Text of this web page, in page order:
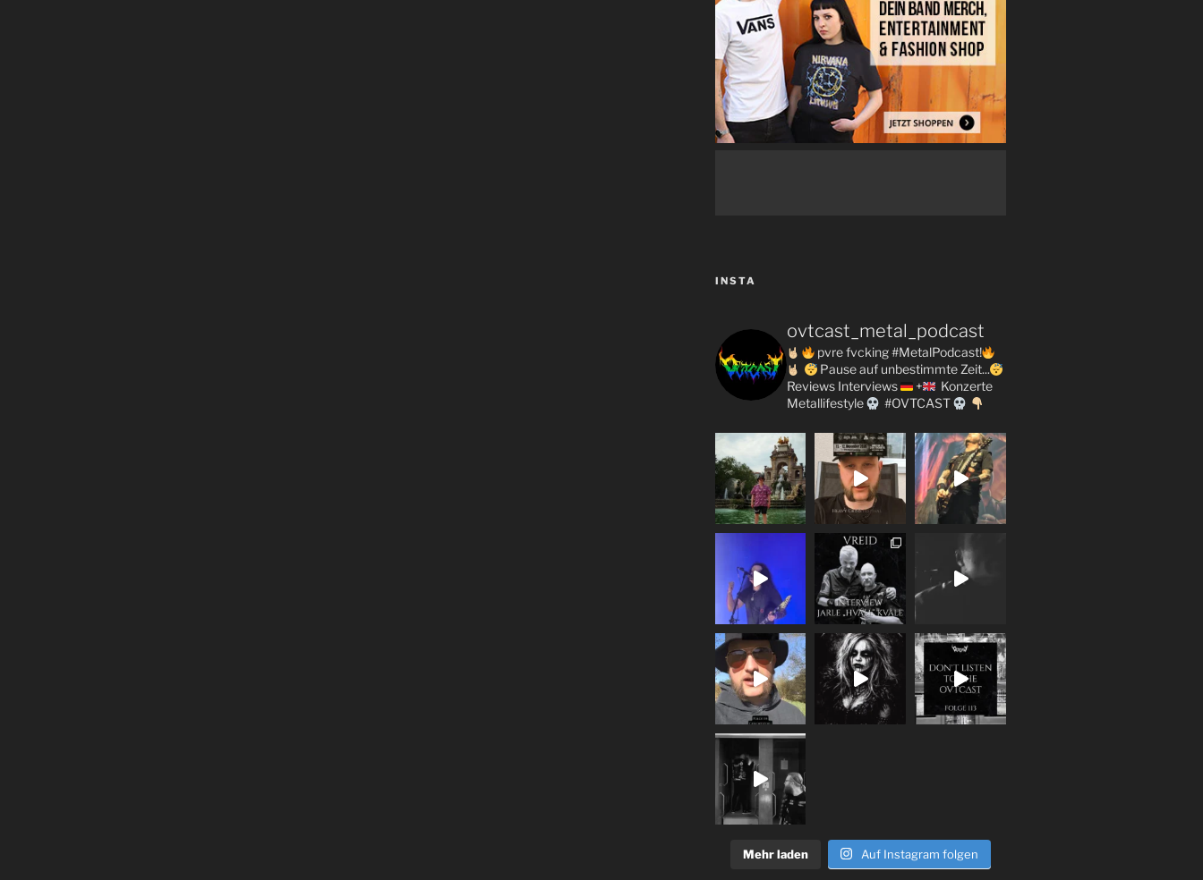
INSTA
ovtcast_metal_podcast
pvre fvcking #MetalPodcast!
Pause auf unbestimmte Zeit...
Reviews Interviews +
Konzerte
Metallifestyle
#OVTCAST
Mehr laden Auf Instagram folgen